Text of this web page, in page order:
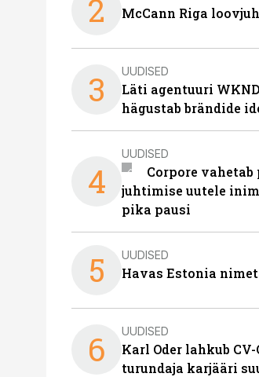
2 McCann Riga
3 UUDISED
Läti agentuuri
hägustab brändide
4
UUDISED
Corpore
juhtimise uutele
pika pausi
5 UUDISED
Havas Estonia
6 UUDISED
Karl Oder lahkub
turundaja karjääri